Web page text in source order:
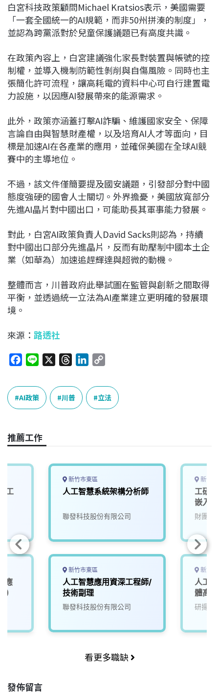
白宮科技政策顧問Michael Kratsios表示，美國需要
「一套全國統一的AI規範，而非50州拼湊的制度」，
並認為跨黨派對於兒童保護議題已有高度共識。
在政策內容上，白宮建議強化家長對裝置與帳號的控
制權，並導入機制防範性剝削與自傷風險。同時也主
張簡化許可流程，讓高耗電的資料中心可自行建置電
力設施，以因應AI發展帶來的能源需求。
此外，政策亦涵蓋打擊AI詐騙、維護國家安全、保障
言論自由與智慧財產權，以及培育AI人才等面向，目
標是加速AI在各產業的應用，並確保美國在全球AI競
賽中的主導地位。
不過，該文件僅簡要提及國安議題，引發部分對中國
態度強硬的國會人士關切。外界擔憂，美國放寬部分
先進AI晶片對中國出口，可能助長其軍事能力發展。
對此，白宮AI政策負責人David Sacks則認為，持續
對中國出口部分先進晶片，反而有助壓制中國本土企
業（如華為）加速追趕輝達與超微的動機。
整體而言，川普政府此舉試圖在監管與創新之間取得
平衡，並透過統一立法為AI產業建立更明確的發展環
境。
來源： 路透社
c
e
b
o
k
n
e
r
e
a
n
e
n
p
y
L
k
AI政策 川普 立法
推薦工作
工
應
新竹市東區
人工智慧系統架構分析師
聯發科技股份有限公司
新竹市東區
人工智慧應用資深工程師/
技術副理
聯發科技股份有限公司
新竹
工研
嵌入
財團法
新北
人工
體高
研揚科
看更多職缺
發佈留言